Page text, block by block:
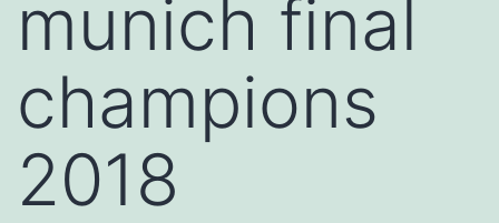
munich final
champions
2018